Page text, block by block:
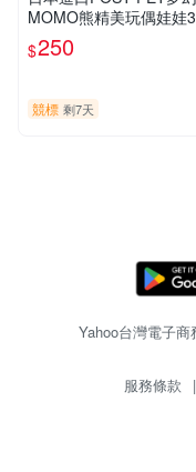
MOMO熊精美玩偶娃娃
$250
競標 剩7天
Yahoo台灣電子
服務條款 |